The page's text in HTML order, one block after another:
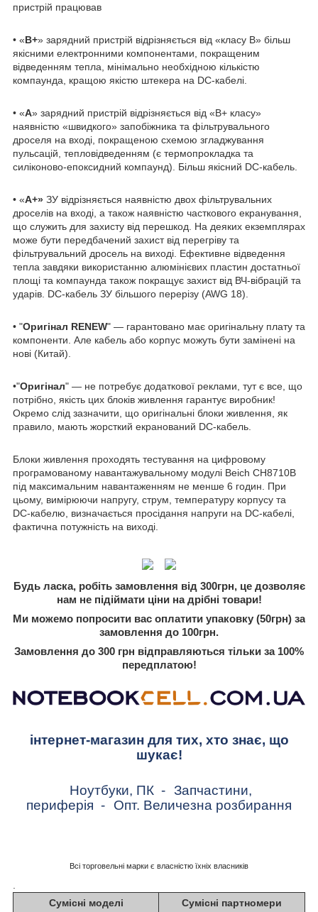
пристрій працював
• «B+» зарядний пристрій відрізняється від «класу B» більш
якісними електронними компонентами, покращеним
відведенням тепла, мінімально необхідною кількістю
компаунда, кращою якістю штекера на DC-кабелі.
• «А» зарядний пристрій відрізняється від «В+ класу»
наявністю «швидкого» запобіжника та фільтрувального
дроселя на вході, покращеною схемою згладжування
пульсацій, тепловідведенням (є термопрокладка та
силіконово-епоксидний компаунд). Більш якісний DC-кабель.
• «А+» ЗУ відрізняється наявністю двох фільтрувальних
дроселів на вході, а також наявністю часткового екранування,
що служить для захисту від перешкод. На деяких екземплярах
може бути передбачений захист від перегріву та
фільтрувальний дросель на виході. Ефективне відведення
тепла завдяки використанню алюмінієвих пластин достатньої
площі та компаунда також покращує захист від ВЧ-вібрацій та
ударів. DC-кабель ЗУ більшого перерізу (AWG 18).
• "Оригінал RENEW" — гарантовано має оригінальну плату та
компоненти. Але кабель або корпус можуть бути замінені на
нові (Китай).
•"Оригінал" — не потребує додаткової реклами, тут є все, що
потрібно, якість цих блоків живлення гарантує виробник!
Окремо слід зазначити, що оригінальні блоки живлення, як
правило, мають жорсткий екранований DC-кабель.
Блоки живлення проходять тестування на цифровому
програмованому навантажувальному модулі Beich CH8710B
під максимальним навантаженням не менше 6 годин. При
цьому, вимірюючи напругу, струм, температуру корпусу та
DC-кабелю, визначається просідання напруги на DC-кабелі,
фактична потужність на виході.
Будь ласка, робіть замовлення від 300грн, це дозволяє
нам не підіймати ціни на дрібні товари!
Ми можемо попросити вас оплатити упаковку (50грн) за
замовлення до 100грн.
Замовлення до 300 грн відправляються тільки за 100%
передплатою!
інтернет-магазин для тих, хто знає, що
шукає!
Ноутбуки, ПК - Запчастини,
периферія - Опт. Величезна розбирання
Всі торговельні марки є власністю їхніх власників
Сумісні моделі
Сумісні партномери